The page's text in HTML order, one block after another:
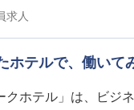
求人
ホテルで、働いて
ホテル」は、ビジ